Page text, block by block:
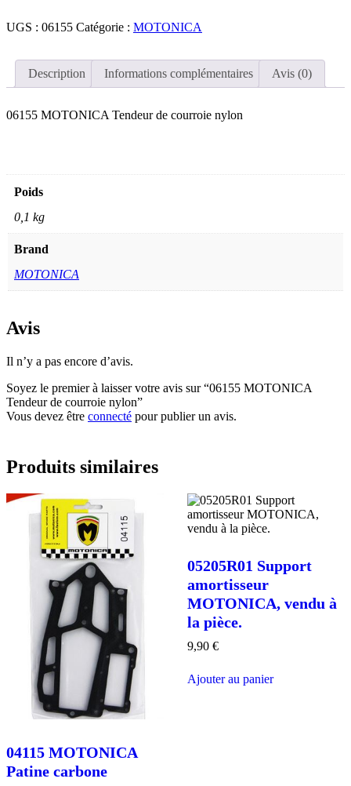
MOTONICA
courroie
nylon
UGS : 06155 Catégorie : MOTONICA
Description Informations complémentaires Avis (0)
06155 MOTONICA Tendeur de courroie nylon
Poids
0,1 kg
Brand
MOTONICA
Avis
Il n’y a pas encore d’avis.
Soyez le premier à laisser votre avis sur “06155 MOTONICA
Tendeur de courroie nylon”
Vous devez être connecté pour publier un avis.
Produits similaires
04115 MOTONICA
Patine carbone
05205R01 Support
amortisseur
MOTONICA, vendu à
la pièce.
9,90 €
Ajouter au panier